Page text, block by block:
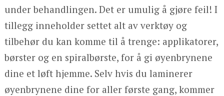
under behandlingen. Det er umulig å gjøre feil! I
tillegg inneholder settet alt av verktøy og
tilbehør du kan komme til å trenge: applikatorer,
børster og en spiralbørste, for å gi øyenbrynene
dine et løft hjemme. Selv hvis du laminerer
øyenbrynene dine for aller første gang, kommer